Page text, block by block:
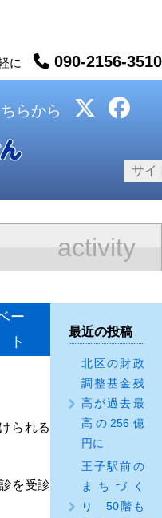
に 090-2156-3510
らから
activity
ー
ト
られる
を受診
最近の投稿
北区の財政
調整基金残
高が過去最
高の256億
円に
王子駅前の
まちづく
り 50階も